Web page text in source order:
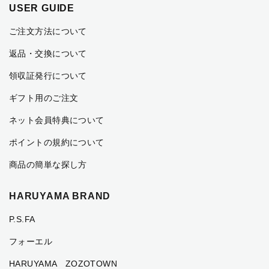
USER GUIDE
ご注文方法について
返品・交換について
領収証発行について
ギフト用のご注文
ネット会員特典について
ポイントの規約について
商品の簡単な探し方
HARUYAMA BRAND
P.S.FA
フォーエル
HARUYAMA ZOZOTOWN